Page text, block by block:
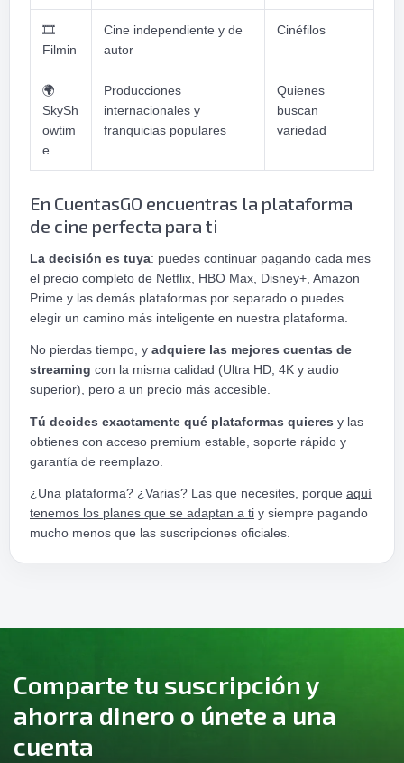
🎞
Filmin
Cine independiente y de
autor
Cinéfilos
🌍
SkySh
owtim
e
Producciones
internacionales y
franquicias populares
Quienes
buscan
variedad
En CuentasGO encuentras la plataforma
de cine perfecta para ti
La decisión es tuya: puedes continuar pagando cada mes
el precio completo de Netflix, HBO Max, Disney+, Amazon
Prime y las demás plataformas por separado o puedes
elegir un camino más inteligente en nuestra plataforma.
No pierdas tiempo, y adquiere las mejores cuentas de
streaming con la misma calidad (Ultra HD, 4K y audio
superior), pero a un precio más accesible.
Tú decides exactamente qué plataformas quieres y las
obtienes con acceso premium estable, soporte rápido y
garantía de reemplazo.
¿Una plataforma? ¿Varias? Las que necesites, porque aquí
tenemos los planes que se adaptan a ti y siempre pagando
mucho menos que las suscripciones oficiales.
Comparte tu suscripción y
ahorra dinero o únete a una
cuenta